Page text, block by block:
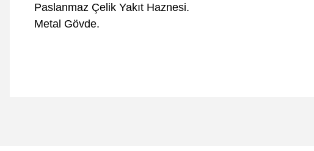
Paslanmaz Çelik Yakıt Haznesi.
Metal Gövde.